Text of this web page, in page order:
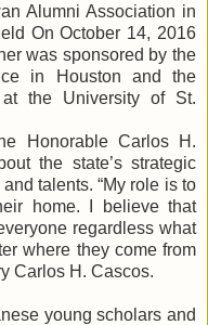
Alumni Association in
On October 14, 2016
was sponsored by the
in Houston and the
the University of St.
Honorable Carlos H.
the state’s strategic
talents. “My role is to
home. I believe that
regardless what
where they come from
Carlos H. Cascos.
young scholars and